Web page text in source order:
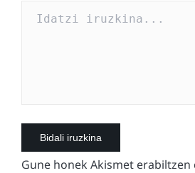
Gune honek Akismet